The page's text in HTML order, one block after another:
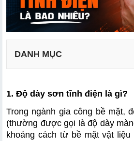
DANH MỤC
3.1. Đối với vật dụng trong nhà
1. Độ dày sơn tĩnh điện là gì?
Trong ngành gia công bề mặt,
(thường được gọi là độ dày
khoảng cách từ bề mặt vật